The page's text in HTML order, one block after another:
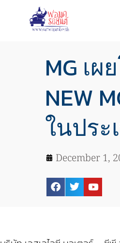
MG เผ
NEW
ในประ
December 1,